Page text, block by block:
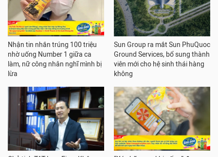
Nhận tin nhắn trúng 100 triệu
nhờ uống Number 1 giữa ca
làm, nữ công nhân nghĩ mình bị
lừa
Sun Group ra mắt Sun PhuQuoc
Ground Services, bổ sung thành
viên mới cho hệ sinh thái hàng
không